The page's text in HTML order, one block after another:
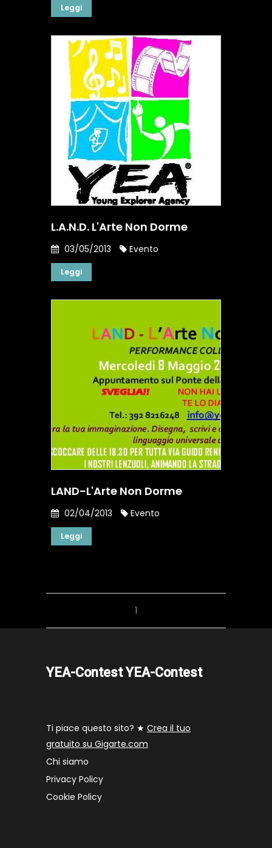
Leggi
L.A.N.D. L'Arte Non Dorme
03/05/2013 Evento
Leggi
LAND-L'Arte Non Dorme
02/04/2013 Evento
Leggi
1
YEA-Contest YEA-Contest
Ti piace questo sito? ★ Crea il tuo
gratuito su Gigarte.com
Chi siamo
Privacy Policy
Cookie Policy